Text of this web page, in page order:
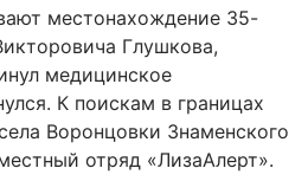
местонахождение 35-
Глушкова,
медицинское
К поискам в границах
Воронцовки Знаменского
отряд «ЛизаАлерт».